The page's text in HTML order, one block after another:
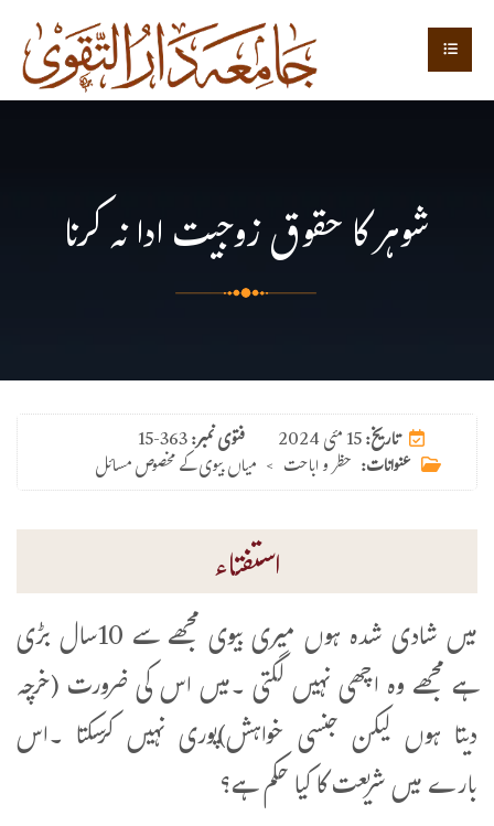
شوہر کا حقوق زوجیت ادا نہ کرنا
فتوی نمبر:15-363 تاریخ:15 مئی 2024
عنوانات: حظر و اباحت > میاں بیوی کے مخصوص مسائل
استفتاء
میں شادی شدہ ہوں میری بیوی مجھے سے 10سال بڑی
ہے مجھے وہ اچھی نہیں لگتی ۔میں اس کی ضرورت (خرچہ
دیتا ہوں لیکن جنسی خواہش)پوری نہیں کرسکتا ۔اس
بارے میں شریعت کا کیا حکم ہے؟